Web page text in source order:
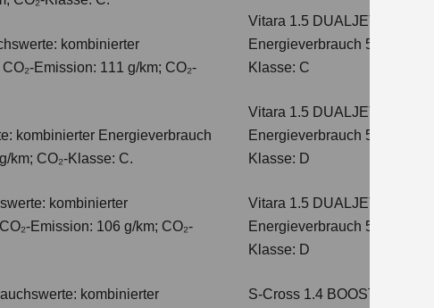
kombinierter
Emission: 111 g/km; CO₂-
kombinierter Energieverbrauch
km; CO₂-Klasse: C.
kombinierter
Emission: 106 g/km; CO₂-
kombinierter
Vitara 1.5 DUALJET
Energieverbrauch 5,0 l/
Klasse: C
Vitara 1.5 DUALJET
Energieverbrauch 5,6 l/
Klasse: D
Vitara 1.5 DUALJET
Energieverbrauch 5,6 l/
Klasse: D
S-Cross 1.4 BOOSTERJET